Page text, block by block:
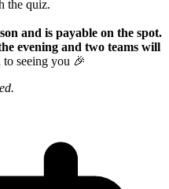
the quiz.
and is payable on the spot.
evening and two teams will
seeing you 🎉